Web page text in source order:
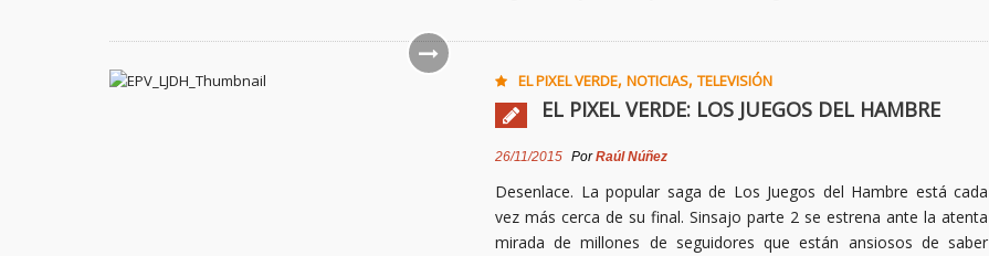
EL PIXEL VERDE, NOTICIAS, TELEVISIÓN
EL PIXEL VERDE: LOS JUEGOS DEL HAMBRE
26/11/2015 PorRaúl Núñez
Desenlace. La popular saga de Los Juegos del Hambre está cada
vez más cerca de su final. Sinsajo parte 2 se estrena ante la atenta
mirada de millones de seguidores que están ansiosos de saber